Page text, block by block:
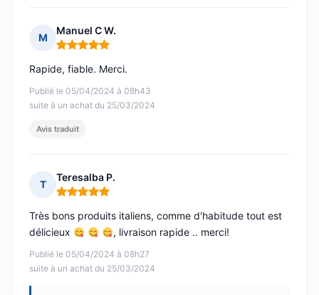
M
Manuel C W.
Note : 5 sur 5
Publié le 05/04/2024 à 08h43
suite à un achat du 25/03/2024
Rapide, fiable. Merci.
Avis traduit
T
Teresalba P.
Note : 5 sur 5
Publié le 05/04/2024 à 08h27
suite à un achat du 25/03/2024
Très bons produits italiens, comme d'habitude tout est
délicieux
, livraison rapide .. merci!